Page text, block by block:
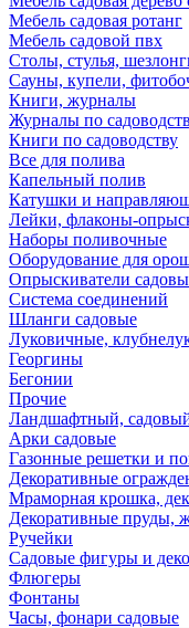
Мебель садовая ротанг
Мебель садовой пвх
Столы, стулья,
Сауны, купели,
Книги, журналы
Журналы по
Книги по садоводству
Все для полива
Капельный полив
Катушки и
Лейки, флаконы-
Наборы поливочные
Оборудование для
Опрыскиватели
Система соединений
Шланги садовые
Луковичные,
Георгины
Бегонии
Прочие
Ландшафтный,
Арки садовые
Газонные решетки и
Декоративные
Мраморная крошка,
Декоративные пруды,
Ручейки
Садовые фигуры и
Флюгеры
Фонтаны
Часы, фонари садовые